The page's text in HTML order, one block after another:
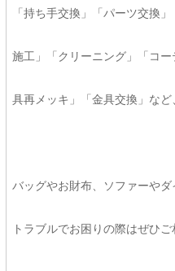
「持ち手交換」「パーツ交換
施工」「クリーニング」「コ
具再メッキ」「金具交換」など
バッグやお財布、ソファーや
トラブルでお困りの際はぜひご